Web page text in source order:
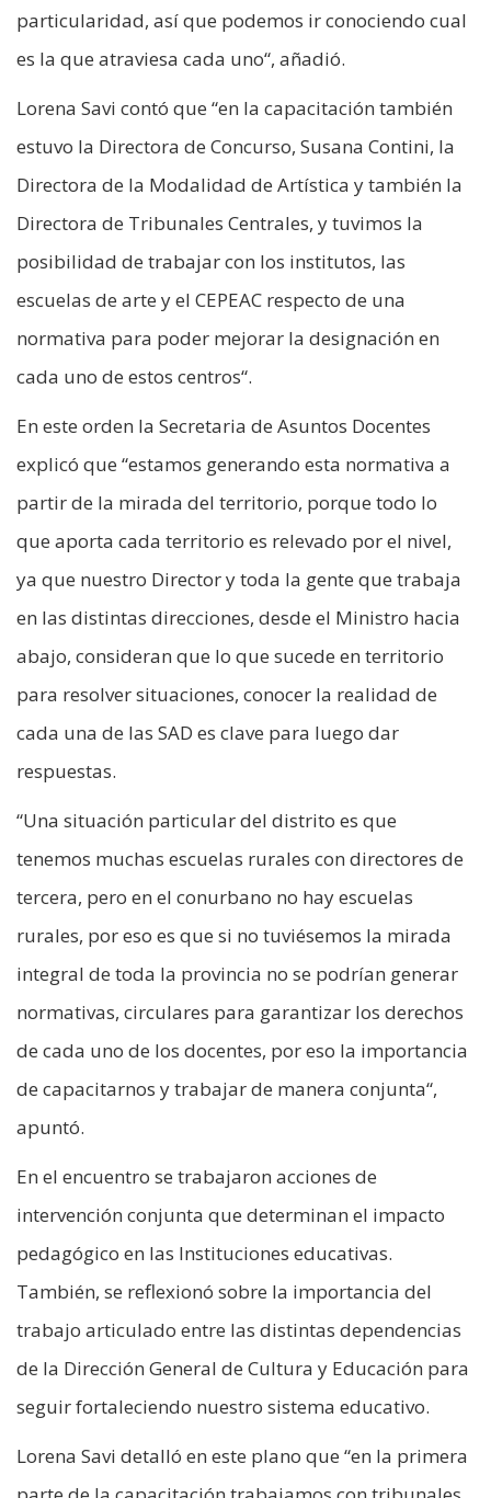
particularidad, así que podemos ir conociendo cual
es la que atraviesa cada uno“, añadió.
Lorena Savi contó que “en la capacitación también
estuvo la Directora de Concurso, Susana Contini, la
Directora de la Modalidad de Artística y también la
Directora de Tribunales Centrales, y tuvimos la
posibilidad de trabajar con los institutos, las
escuelas de arte y el CEPEAC respecto de una
normativa para poder mejorar la designación en
cada uno de estos centros“.
En este orden la Secretaria de Asuntos Docentes
explicó que “estamos generando esta normativa a
partir de la mirada del territorio, porque todo lo
que aporta cada territorio es relevado por el nivel,
ya que nuestro Director y toda la gente que trabaja
en las distintas direcciones, desde el Ministro hacia
abajo, consideran que lo que sucede en territorio
para resolver situaciones, conocer la realidad de
cada una de las SAD es clave para luego dar
respuestas.
“Una situación particular del distrito es que
tenemos muchas escuelas rurales con directores de
tercera, pero en el conurbano no hay escuelas
rurales, por eso es que si no tuviésemos la mirada
integral de toda la provincia no se podrían generar
normativas, circulares para garantizar los derechos
de cada uno de los docentes, por eso la importancia
de capacitarnos y trabajar de manera conjunta“,
apuntó.
En el encuentro se trabajaron acciones de
intervención conjunta que determinan el impacto
pedagógico en las Instituciones educativas.
También, se reflexionó sobre la importancia del
trabajo articulado entre las distintas dependencias
de la Dirección General de Cultura y Educación para
seguir fortaleciendo nuestro sistema educativo.
Lorena Savi detalló en este plano que “en la primera